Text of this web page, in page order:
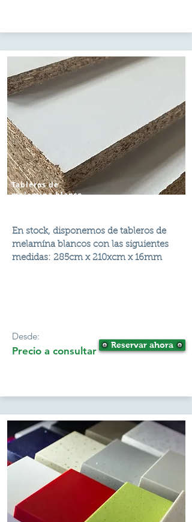
Tableros de
melamina blanco
En stock, disponemos de tableros de
melamína blancos con las siguientes
medidas: 285cm x 210xcm x 16mm
Desde:
Precio a consultar Reservar ahora